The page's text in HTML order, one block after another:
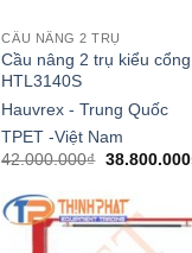
CẦU NÂNG 2 TRỤ
Cầu nâng 2 trụ kiểu
HTL3140S
Hauvrex - Trung Quốc
TPET -Việt Nam
42.000.000₫ Giá
42.000.000₫.
38.800.000